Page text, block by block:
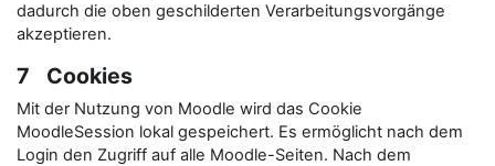
dadurch die oben geschilderten Verarbeitungsvorgänge
akzeptieren.
7 Cookies
Mit der Nutzung von Moodle wird das Cookie
MoodleSession lokal gespeichert. Es ermöglicht nach dem
Login den Zugriff auf alle Moodle-Seiten. Nach dem